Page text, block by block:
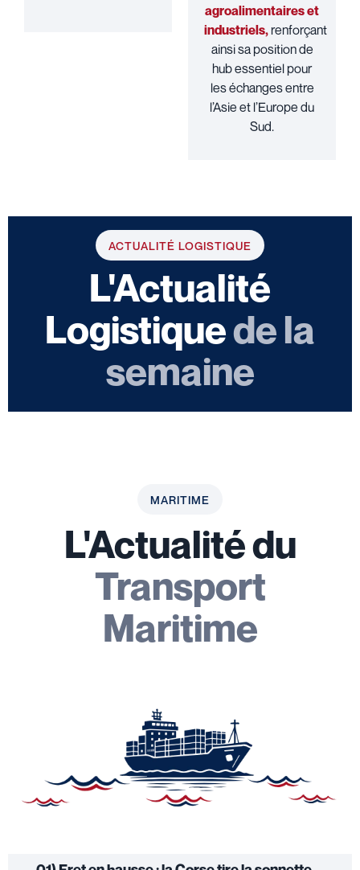
agroalimentaires et
industriels,renforçant
ainsi sa position de
hub essentiel pour
les échanges entre
l’Asie et l’Europe du
Sud.
ACTUALITÉ LOGISTIQUE
L'Actualité
Logistiquede la
semaine
MARITIME
L'Actualité du
Transport
Maritime